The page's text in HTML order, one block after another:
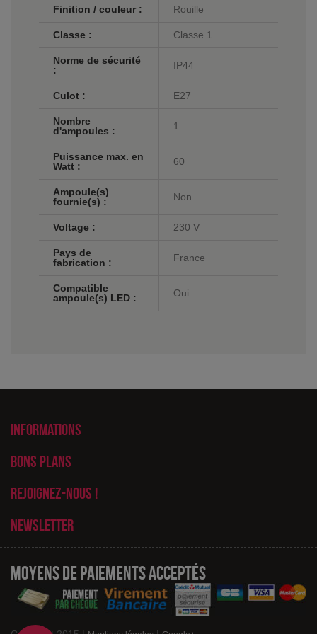
Finition / couleur : Rouille
Classe : Classe 1
Norme de sécurité
:
IP44
Culot : E27
Nombre
d'ampoules :
1
Puissance max. en
Watt :
60
Ampoule(s)
fournie(s) :
Non
Voltage : 230 V
Pays de
fabrication :
France
Compatible
ampoule(s) LED :
Oui
Informations
Bons plans
Rejoignez-nous !
Newsletter
Moyens de paiements acceptés